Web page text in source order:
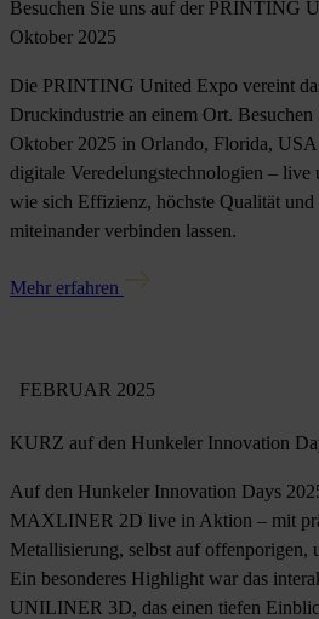
Besuchen Sie uns auf der PRINTING
Oktober 2025
Die PRINTING United Expo vereint
Druckindustrie an einem Ort.
Oktober 2025 in Orlando, Florida, USA
digitale Veredelungstechnologien –
wie sich Effizienz, höchste Qualität
miteinander verbinden lassen.
Mehr erfahren
FEBRUAR 2025
KURZ auf den Hunkeler Innovation
Auf den Hunkeler Innovation Days
MAXLINER 2D live in Aktion – mit
Metallisierung, selbst auf offenporigen,
Ein besonderes Highlight war das
UNILINER 3D, das einen tiefen